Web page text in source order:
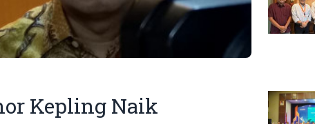
Kepling Naik